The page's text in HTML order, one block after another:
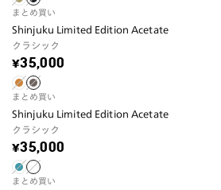
まとめ買い
Shinjuku Limited Edition Acetate
クラシック
¥35,000
まとめ買い
Shinjuku Limited Edition Acetate
クラシック
¥35,000
まとめ買い